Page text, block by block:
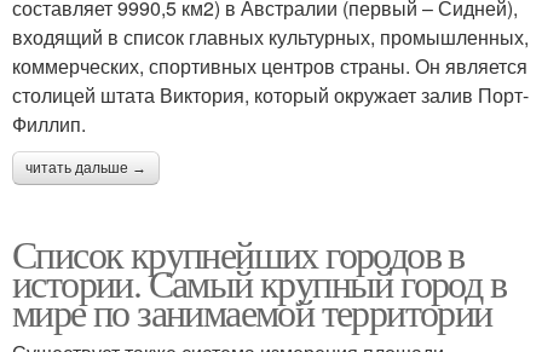
составляет 9990,5 км2) в Австралии (первый – Сидней),
входящий в список главных культурных, промышленных,
коммерческих, спортивных центров страны. Он является
столицей штата Виктория, который окружает залив Порт-
Филлип.
читать дальше →
Список крупнейших городов в
истории. Самый крупный город в
мире по занимаемой территории